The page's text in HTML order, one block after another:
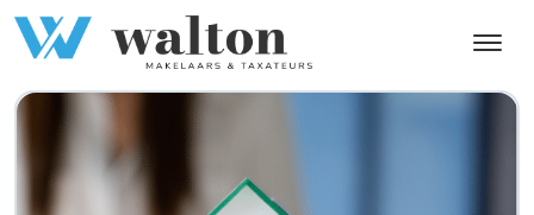
Tag: lagere
energierekeningen